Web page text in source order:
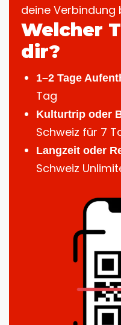
deine Verbindung
Welcher
dir?
1–2 Tage
Tag
Kulturtrip oder
Schweiz für 7
Langzeit oder
Schweiz